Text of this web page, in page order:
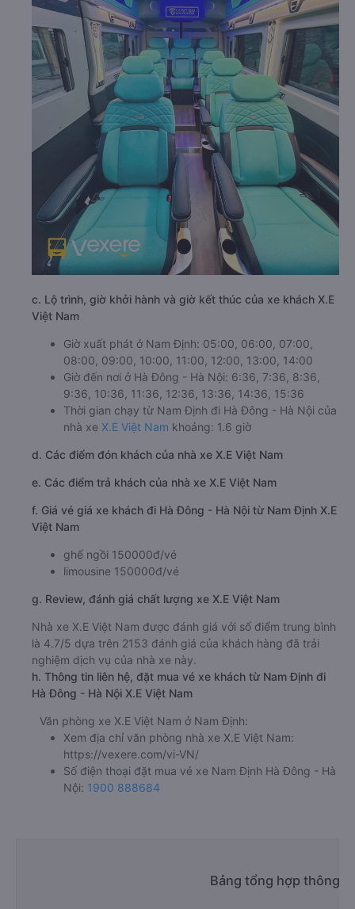
c. Lộ trình, giờ khởi hành và giờ kết thúc của xe khách X.E
Việt Nam
Giờ xuất phát ở Nam Định: 05:00, 06:00, 07:00,
08:00, 09:00, 10:00, 11:00, 12:00, 13:00, 14:00
Giờ đến nơi ở Hà Đông - Hà Nội: 6:36, 7:36, 8:36,
9:36, 10:36, 11:36, 12:36, 13:36, 14:36, 15:36
Thời gian chạy từ Nam Định đi Hà Đông - Hà Nội của
nhà xe X.E Việt Nam khoảng: 1.6 giờ
d. Các điểm đón khách của nhà xe X.E Việt Nam
e. Các điểm trả khách của nhà xe X.E Việt Nam
f. Giá vé giá xe khách đi Hà Đông - Hà Nội từ Nam Định X.E
Việt Nam
ghế ngồi 150000đ/vé
limousine 150000đ/vé
g. Review, đánh giá chất lượng xe X.E Việt Nam
Nhà xe X.E Việt Nam được đánh giá với số điểm trung bình
là 4.7/5 dựa trên 2153 đánh giá của khách hàng đã trải
nghiệm dịch vụ của nhà xe này.
h. Thông tin liên hệ, đặt mua vé xe khách từ Nam Định đi
Hà Đông - Hà Nội X.E Việt Nam
Văn phòng xe X.E Việt Nam ở Nam Định:
Xem địa chỉ văn phòng nhà xe X.E Việt Nam:
https://vexere.com/vi-VN/
Số điện thoại đặt mua vé xe Nam Định Hà Đông - Hà
Nội: 1900 888684
Bảng tổng hợp thông